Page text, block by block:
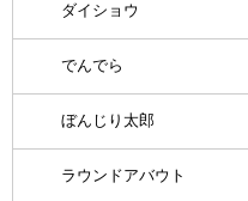
ダイショウ
でんでら
ぼんじり太郎
ラウンドアバウト